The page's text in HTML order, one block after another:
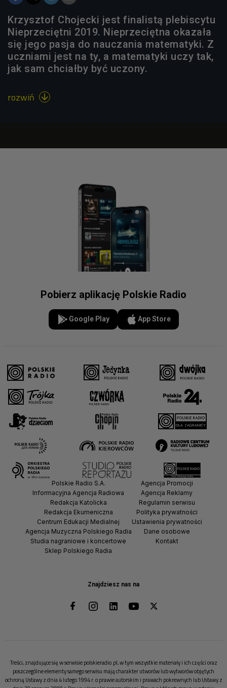
Krzysztof Chojecki jest finalistą plebiscytu
Nieprzeciętni 2019. Nieprzeciętna okazała
się jego pasja do nauczania matematyki. Z
uczniami jest na ty, a matematyki uczy tak,
jak sam chciałby być uczony.
rozwiń 
Pobierz aplikację Polskie Radio
Google Play App Store
Znajdziesz nas na
Polskie Radio S.A.
Informacyjna Agencja Radiowa
Redakcja Katolicka
Redakcja Ekumeniczna
Centrum Edukacji Medialnej
Agencja Muzyczna Polskiego Radia
Studia nagraniowe i koncertowe
Sklep Polskiego Radia
Agencja Promocji
Agencja Reklamy
Regulamin serwisu
Polityka prywatności
Ustawienia prywatności
Dane osobowe
Kontakt
Treści, znajdujące się w serwisie polskieradio.pl, w tym wszystkie materiały i ich części oraz
poszczególne elementy samego serwisu mają charakter utworów lub wytworów objętych
ochroną Ustawy z dnia 4 lutego 1994 r. o prawie autorskim i prawach pokrewnych lub Ustawy z